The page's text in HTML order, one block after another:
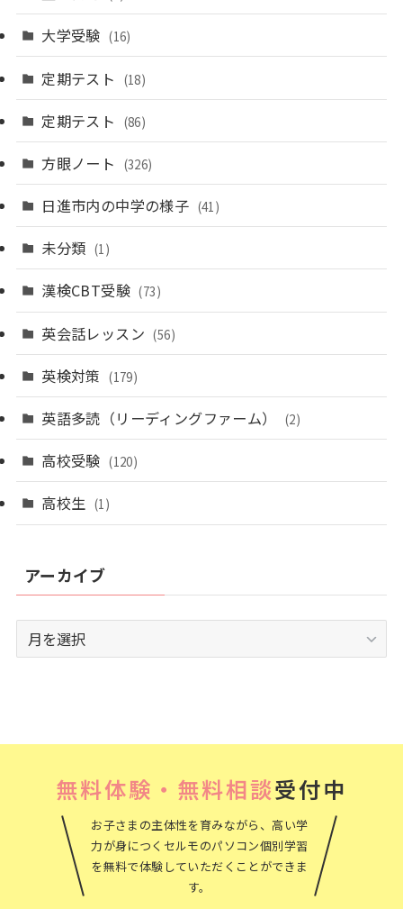
大学受験 (16)
定期テスト (18)
定期テスト (86)
方眼ノート (326)
日進市内の中学の様子 (41)
未分類 (1)
漢検CBT受験 (73)
英会話レッスン (56)
英検対策 (179)
英語多読（リーディングファーム） (2)
高校受験 (120)
高校生 (1)
アーカイブ
ー
無料体験・無料相談受付中
お子さまの主体性を育みながら、高い学
力が身につくセルモのパソコン個別学習
を無料で体験していただくことができま
す。